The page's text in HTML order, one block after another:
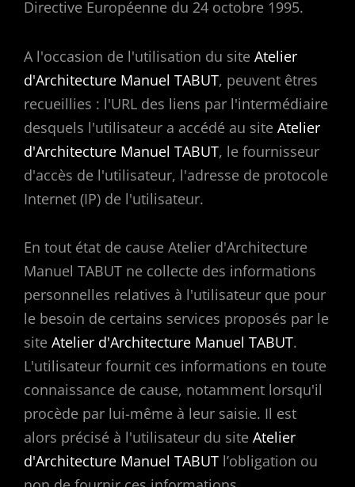
Directive Européenne du 24 octobre 1995.
A l'occasion de l'utilisation du site Atelier
d'Architecture Manuel TABUT, peuvent êtres
recueillies : l'URL des liens par l'intermédiaire
desquels l'utilisateur a accédé au site Atelier
d'Architecture Manuel TABUT, le fournisseur
d'accès de l'utilisateur, l'adresse de protocole
Internet (IP) de l'utilisateur.
En tout état de cause Atelier d'Architecture
Manuel TABUT ne collecte des informations
personnelles relatives à l'utilisateur que pour
le besoin de certains services proposés par le
site Atelier d'Architecture Manuel TABUT.
L'utilisateur fournit ces informations en toute
connaissance de cause, notamment lorsqu'il
procède par lui-même à leur saisie. Il est
alors précisé à l'utilisateur du site Atelier
d'Architecture Manuel TABUT l’obligation ou